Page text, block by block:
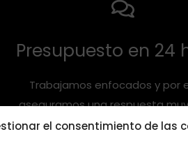
el consentimiento de las
Presupuesto en 24
Trabajamos enfocados y por
aseguramos una respuesta